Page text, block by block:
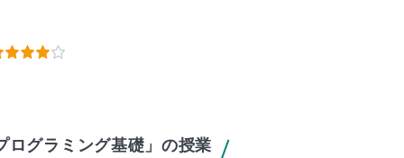
ログラミング基礎」の授業